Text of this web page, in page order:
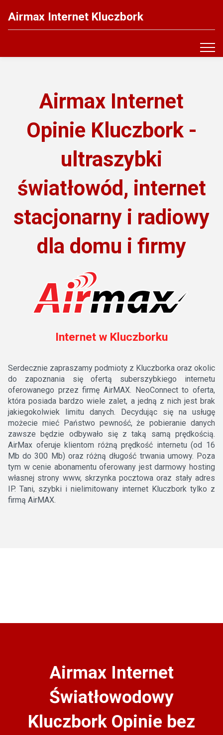
Airmax Internet Kluczbork
Airmax Internet
Opinie Kluczbork -
ultraszybki
światłowód, internet
stacjonarny i radiowy
dla domu i firmy
Internet w Kluczborku
Serdecznie zapraszamy podmioty z Kluczborka oraz okolic
do zapoznania się ofertą suberszybkiego internetu
oferowanego przez firmę AirMAX. NeoConnect to oferta,
która posiada bardzo wiele zalet, a jedną z nich jest brak
jakiegokolwiek limitu danych. Decydując się na usługę
możecie mieć Państwo pewność, że pobieranie danych
zawsze będzie odbywało się z taką samą prędkością.
AirMax oferuje klientom różną prędkość internetu (od 16
Mb do 300 Mb) oraz różną długość trwania umowy. Poza
tym w cenie abonamentu oferowany jest darmowy hosting
własnej strony www, skrzynka pocztowa oraz stały adres
IP. Tani, szybki i nielimitowany internet Kluczbork tylko z
firmą AirMAX.
Airmax Internet
Światłowodowy
Kluczbork Opinie bez